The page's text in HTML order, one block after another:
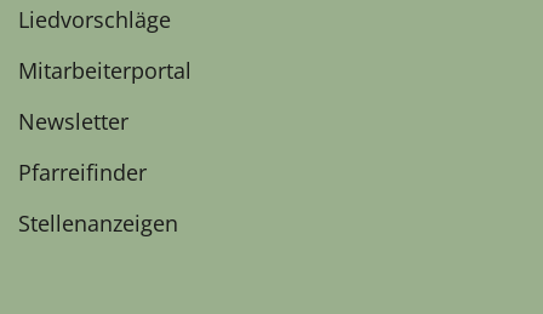
Liedvorschläge
Mitarbeiterportal
Newsletter
Pfarreifinder
Stellenanzeigen